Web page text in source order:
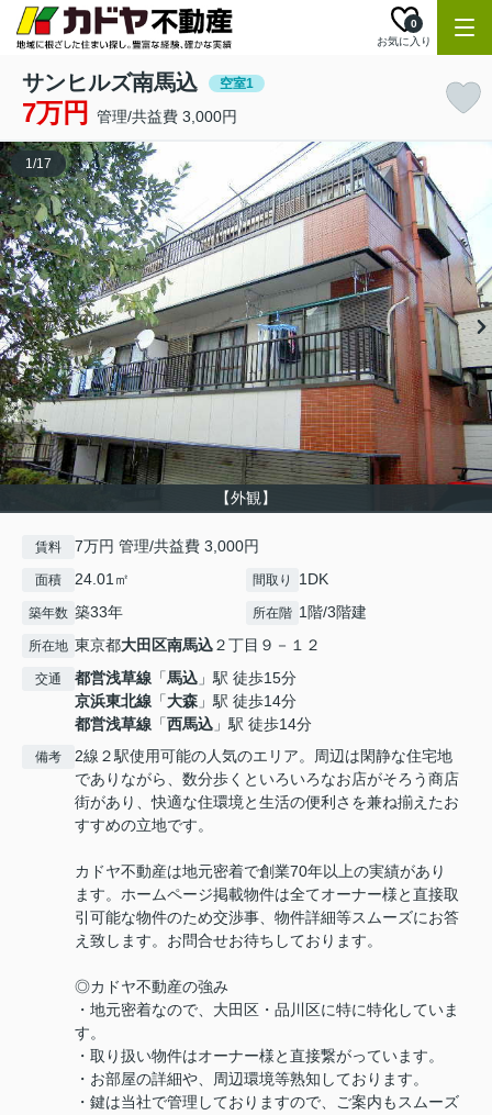
お気に入り
0
サンヒルズ南馬込 空室1
7万円 管理/共益費 3,000円
【外観】
1/17
賃料 7万円 管理/共益費 3,000円
面積 24.01㎡ 間取り 1DK
築年数 築33年 所在階 1階/3階建
所在地 東京都大田区南馬込２丁目９－１２
交通 都営浅草線 「馬込 」駅 徒歩15分
京浜東北線 「大森 」駅 徒歩14分
都営浅草線 「西馬込 」駅 徒歩14分
備考
2線２駅使用可能の人気のエリア。周辺は閑静な住宅地
でありながら、数分歩くといろいろなお店がそろう商店
街があり、快適な住環境と生活の便利さを兼ね揃えたお
すすめの立地です。
カドヤ不動産は地元密着で創業70年以上の実績があり
ます。ホームページ掲載物件は全てオーナー様と直接取
引可能な物件のため交渉事、物件詳細等スムーズにお答
え致します。お問合せお待ちしております。
◎カドヤ不動産の強み
・地元密着なので、大田区・品川区に特に特化していま
す。
・取り扱い物件はオーナー様と直接繋がっています。
・お部屋の詳細や、周辺環境等熟知しております。
・鍵は当社で管理しておりますので、ご案内もスムーズ